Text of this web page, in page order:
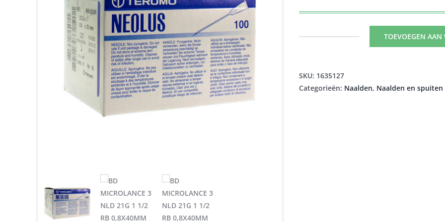
NLD
21G
TOEVOEGEN AAN
SKU: 1635127
Categorieën: Naalden, Naalden en spuiten